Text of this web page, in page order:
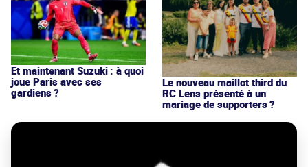
Et maintenant Suzuki : à quoi
joue Paris avec ses
gardiens ?
Le nouveau maillot third du
RC Lens présenté à un
mariage de supporters ?